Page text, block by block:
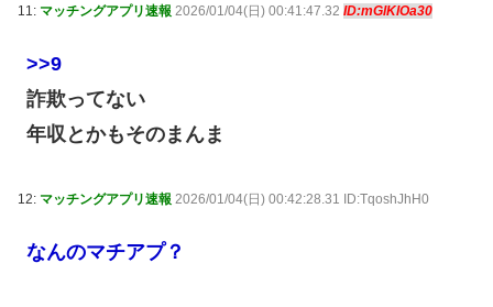
11: マッチングアプリ速報 2026/01/04(日) 00:41:47.32 ID:mGlKlOa30
>>9
詐欺ってない
年収とかもそのまんま
12: マッチングアプリ速報 2026/01/04(日) 00:42:28.31 ID:TqoshJhH0
なんのマチアプ？